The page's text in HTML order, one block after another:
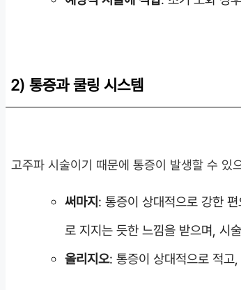
2) 통증과 쿨링 시스템
고주파 시술이기 때문에 통증이 발생할 수 있
써마지 : 통증이 상대적으로 강한
로 지지는 듯한 느낌을 받으며, 시
올리지오: 통증이 상대적으로 적고